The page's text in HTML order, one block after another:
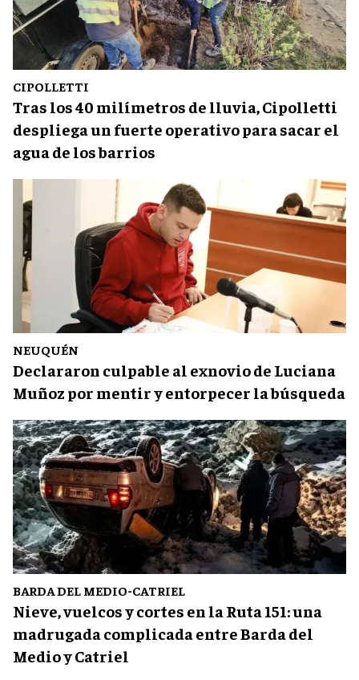
CIPOLLETTI
Tras los 40 milímetros de lluvia, Cipolletti
despliega un fuerte operativo para sacar el
agua de los barrios
NEUQUÉN
Declararon culpable al exnovio de Luciana
Muñoz por mentir y entorpecer la búsqueda
BARDA DEL MEDIO-CATRIEL
Nieve, vuelcos y cortes en la Ruta 151: una
madrugada complicada entre Barda del
Medio y Catriel